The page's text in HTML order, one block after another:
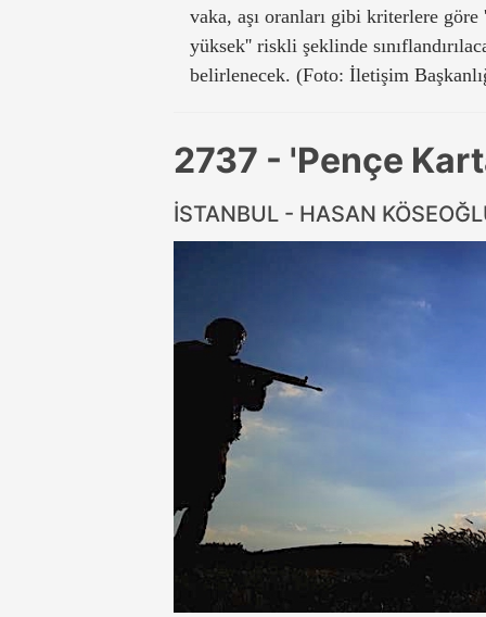
vaka, aşı oranları gibi kriterlere
yüksek'' riskli şeklinde
belirlenecek. (Foto: İletişim
2737 - 'Pençe
İSTANBUL - HASAN